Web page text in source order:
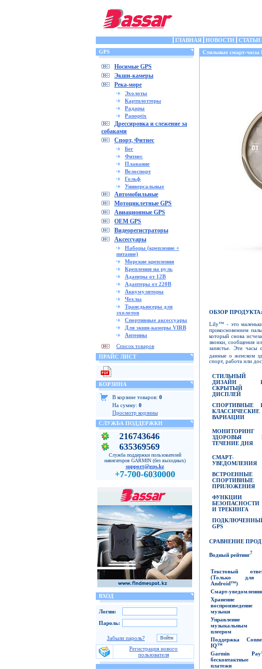
ГЛАВНАЯ НОВОСТИ СТАТЬИ
GPS
Носимые GPS
Экшн-камеры
Река-море
Эхолоты
Картплоттеры
Радары
Panoptix
Дрессировка и слежение за
собаками
Спорт, Фитнес
Бег
Фитнес
Плавание
Велоспорт
Гольф
Универсальные
Автомобильные
Мотоциклетные GPS
Авиационные GPS
OEM GPS
Видеорегистраторы
Аксессуары
Наборы (крепление +
питание)
Морские крепления
Крепления на руль
Адаперы от 12В
Адаптеры от 220В
Аккумуляторы
Чехлы
Трансдьюсеры для
эхолотов
Спортивные аксессуары
Для экшн-камеры VIRB
Антенны
Список товаров
ПРАЙС ЛИСТ
КОРЗИНА
В корзине товаров: 0
На сумму: 0
Просмотр корзины
СЛУЖБА ПОДДЕРЖКИ
216743646
635369569
Служба поддержки пользователей
навигаторов GARMIN (без выходных)
support@gps.kz
+7-700-6030000
ВХОД
Логин:
Пароль:
Забыли пароль?
Регистрация нового
пользователя
Стильные смарт-часы
ОБЗОР ПРОДУКТА:
Lily™ - это
прикосновением
который снова
звонки, сообщения
запястье. Эти часы
данные о женском
спорт, работа или
СТИЛЬНЫЙ
ДИЗАЙН
СКРЫТЫЙ
ДИСПЛЕЙ
СПОРТИВНЫЕ
КЛАССИЧЕСКИЕ
ВАРИАЦИИ
МОНИТОРИНГ
ЗДОРОВЬЯ
ТЕЧЕНИЕ ДНЯ
СМАРТ-
УВЕДОМЛЕНИЯ
ВСТРОЕННЫЕ
СПОРТИВНЫЕ
ПРИЛОЖЕНИЯ
ФУНКЦИИ
БЕЗОПАСНОСТИ
И ТРЕКИНГА
GPS
СРАВНЕНИЕ
Водный рейтинг7
Текстовый
(Только для
Android™)
Смарт-уведомления
Хранение
воспроизведение
музыки
Управление
музыкальным
плеером
Поддержка
IQ™
Garmin
бесконтактные
платежи